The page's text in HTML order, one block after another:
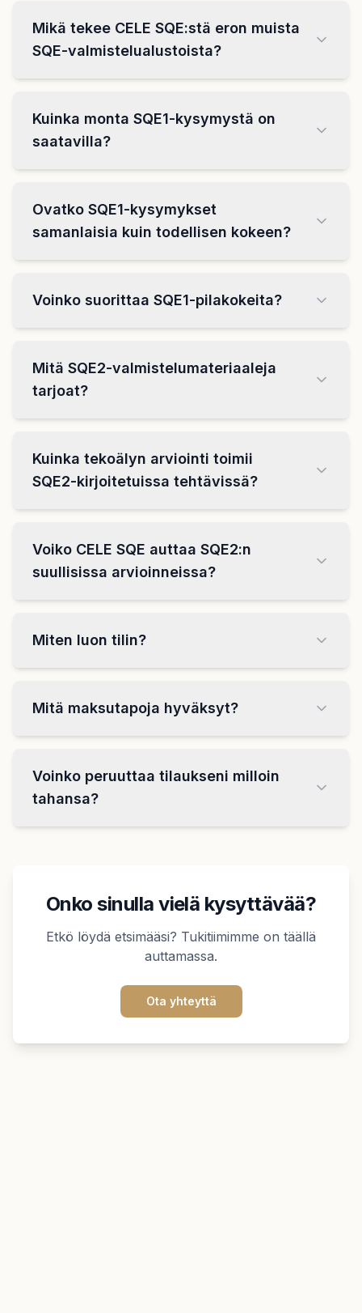
Mikä tekee CELE SQE:stä eron muista
SQE-valmistelualustoista?
Kuinka monta SQE1-kysymystä on
saatavilla?
Ovatko SQE1-kysymykset
samanlaisia kuin todellisen kokeen?
Voinko suorittaa SQE1-pilakokeita?
Mitä SQE2-valmistelumateriaaleja
tarjoat?
Kuinka tekoälyn arviointi toimii
SQE2-kirjoitetuissa tehtävissä?
Voiko CELE SQE auttaa SQE2:n
suullisissa arvioinneissa?
Miten luon tilin?
Mitä maksutapoja hyväksyt?
Voinko peruuttaa tilaukseni milloin
tahansa?
Onko sinulla vielä kysyttävää?
Etkö löydä etsimääsi? Tukitiimimme on täällä
auttamassa.
Ota yhteyttä